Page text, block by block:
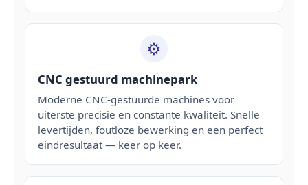
⚙️
CNC gestuurd machinepark
Moderne CNC-gestuurde machines voor
uiterste precisie en constante kwaliteit. Snelle
levertijden, foutloze bewerking en een perfect
eindresultaat — keer op keer.